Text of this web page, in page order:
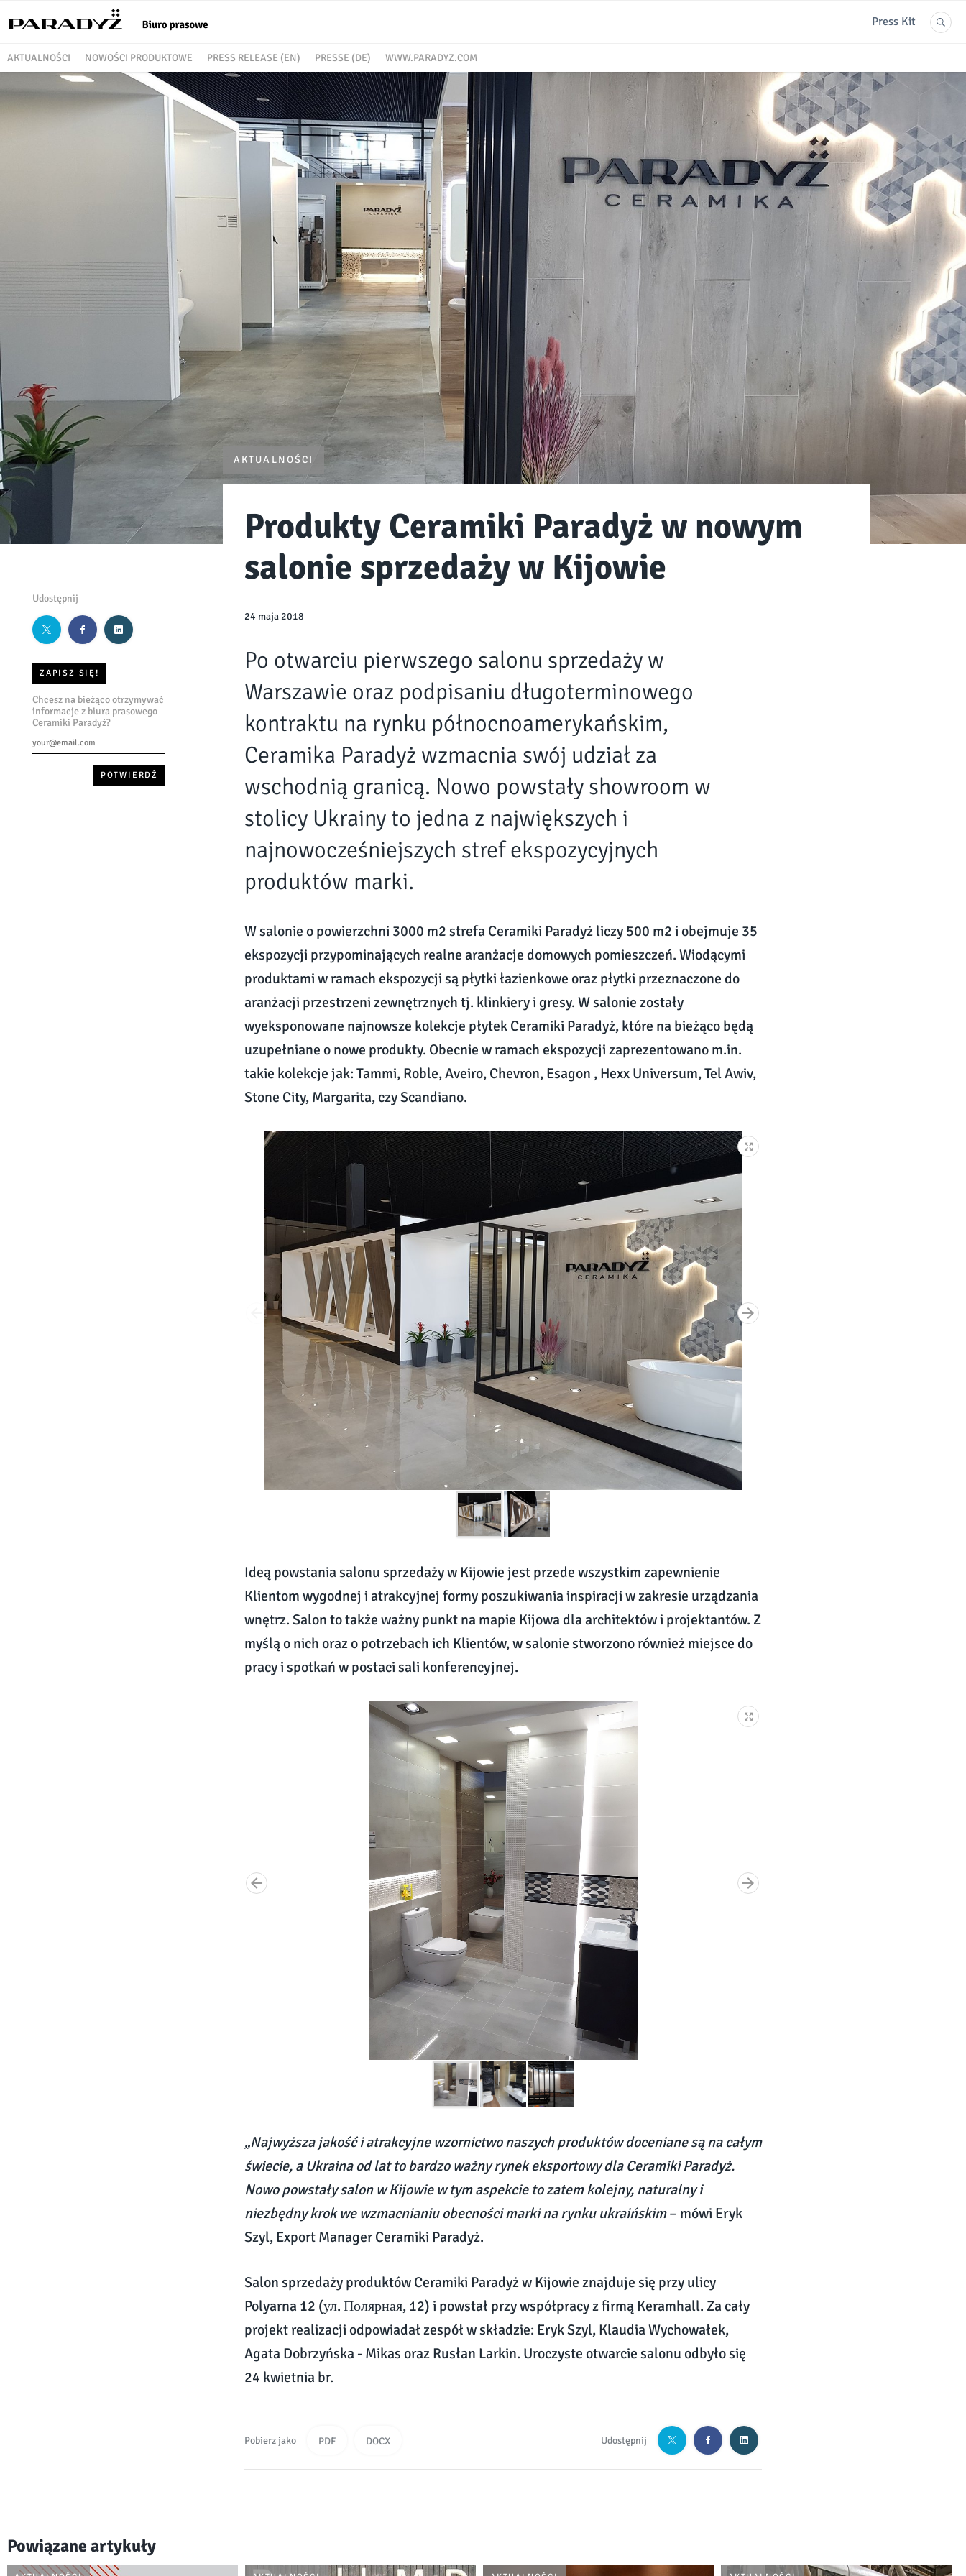
Press Kit
AKTUALNOŚCI NOWOŚCI PRODUKTOWE PRESS RELEASE (EN) PRESSE (DE) WWW.PARADYZ.COM
Udostępnij
ZAPISZ SIĘ!
Chcesz na bieżąco otrzymywać
informacje z biura prasowego
Ceramiki Paradyż?
AKTUALNOŚCI
Produkty Ceramiki Paradyż w nowym
salonie sprzedaży w Kijowie
24 maja 2018
Po otwarciu pierwszego salonu sprzedaży w
Warszawie oraz podpisaniu długoterminowego
kontraktu na rynku północnoamerykańskim,
Ceramika Paradyż wzmacnia swój udział za
wschodnią granicą. Nowo powstały showroom w
stolicy Ukrainy to jedna z największych i
najnowocześniejszych stref ekspozycyjnych
produktów marki.
W salonie o powierzchni 3000 m2 strefa Ceramiki Paradyż liczy 500 m2 i obejmuje 35
ekspozycji przypominających realne aranżacje domowych pomieszczeń. Wiodącymi
produktami w ramach ekspozycji są płytki łazienkowe oraz płytki przeznaczone do
aranżacji przestrzeni zewnętrznych tj. klinkiery i gresy. W salonie zostały
wyeksponowane najnowsze kolekcje płytek Ceramiki Paradyż, które na bieżąco będą
uzupełniane o nowe produkty. Obecnie w ramach ekspozycji zaprezentowano m.in.
takie kolekcje jak: Tammi, Roble, Aveiro, Chevron, Esagon , Hexx Universum, Tel Awiv,
Stone City, Margarita, czy Scandiano.
Ideą powstania salonu sprzedaży w Kijowie jest przede wszystkim zapewnienie
Klientom wygodnej i atrakcyjnej formy poszukiwania inspiracji w zakresie urządzania
wnętrz. Salon to także ważny punkt na mapie Kijowa dla architektów i projektantów. Z
myślą o nich oraz o potrzebach ich Klientów, w salonie stworzono również miejsce do
pracy i spotkań w postaci sali konferencyjnej.
„Najwyższa jakość i atrakcyjne wzornictwo naszych produktów doceniane są na całym
świecie, a Ukraina od lat to bardzo ważny rynek eksportowy dla Ceramiki Paradyż.
Nowo powstały salon w Kijowie w tym aspekcie to zatem kolejny, naturalny i
niezbędny krok we wzmacnianiu obecności marki na rynku ukraińskim– mówi Eryk
Szyl, Export Manager Ceramiki Paradyż.
Salon sprzedaży produktów Ceramiki Paradyż w Kijowie znajduje się przy ulicy
Polyarna 12 (ул. Полярная, 12) i powstał przy współpracy z firmą Keramhall. Za cały
projekt realizacji odpowiadał zespół w składzie: Eryk Szyl, Klaudia Wychowałek,
Agata Dobrzyńska - Mikas oraz Rusłan Larkin. Uroczyste otwarcie salonu odbyło się
24 kwietnia br.
Pobierz jako PDF DOCX Udostępnij
Powiązane artykuły